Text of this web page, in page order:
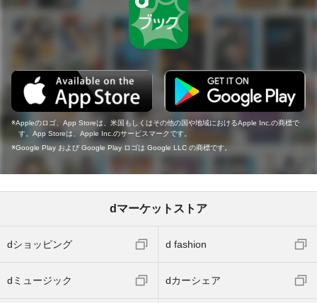
Appleのロゴ、App Storeは、米国もしくはその他の国や地域におけるApple Inc.の商標で
す。App Storeは、Apple Inc.のサービスマークです。
Google Play および Google Play ロゴは Google LLC の商標です。
dマーケットストア
dショッピング d fashion
dミュージック dカーシェア